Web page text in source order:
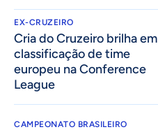
EX-CRUZEIRO
Cria do Cruzeiro brilha em
classificação de time
europeu na Conference
League
CAMPEONATO BRASILEIRO